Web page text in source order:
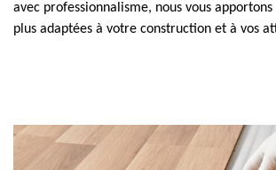
avec professionnalisme, nous vous
plus adaptées à votre construction et à vos